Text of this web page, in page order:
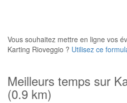
Vous souhaitez mettre en ligne vos
Karting Rioveggio ? Utilisez ce
Meilleurs temps sur
(0.9 km)